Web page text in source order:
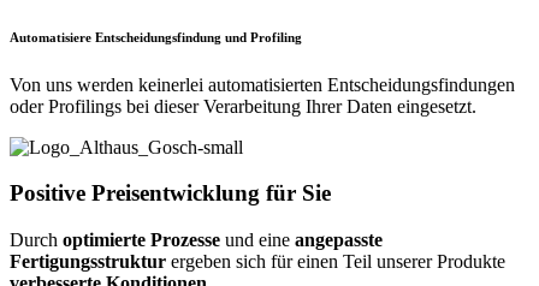
Automatisiere Entscheidungsfindung und Profiling
Von uns werden keinerlei automatisierten Entscheidungsfindungen
oder Profilings bei dieser Verarbeitung Ihrer Daten eingesetzt.
Positive Preis­entwicklung für Sie
Durch optimierte Prozesse und eine angepasste
Fertigungsstruktur ergeben sich für einen Teil unserer Produkte